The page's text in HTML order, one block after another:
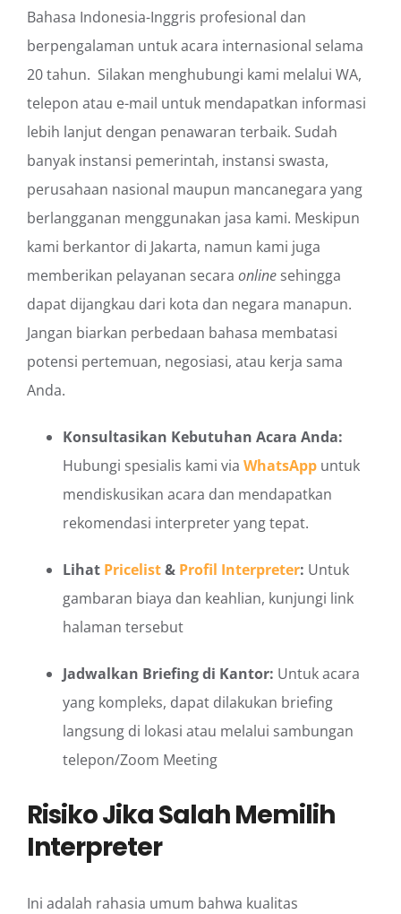
Bahasa Indonesia-Inggris profesional dan
berpengalaman untuk acara internasional selama
20 tahun. Silakan menghubungi kami melalui WA,
telepon atau e-mail untuk mendapatkan informasi
lebih lanjut dengan penawaran terbaik. Sudah
banyak instansi pemerintah, instansi swasta,
perusahaan nasional maupun mancanegara yang
berlangganan menggunakan jasa kami. Meskipun
kami berkantor di Jakarta, namun kami juga
memberikan pelayanan secara online sehingga
dapat dijangkau dari kota dan negara manapun.
Jangan biarkan perbedaan bahasa membatasi
potensi pertemuan, negosiasi, atau kerja sama
Anda.
Konsultasikan Kebutuhan Acara Anda:
Hubungi spesialis kami via WhatsApp untuk
mendiskusikan acara dan mendapatkan
rekomendasi interpreter yang tepat.
Lihat Pricelist& Profil Interpreter: Untuk
gambaran biaya dan keahlian, kunjungi link
halaman tersebut
Jadwalkan Briefing di Kantor: Untuk acara
yang kompleks, dapat dilakukan briefing
langsung di lokasi atau melalui sambungan
telepon/Zoom Meeting
Risiko Jika Salah Memilih
Interpreter
Ini adalah rahasia umum bahwa kualitas